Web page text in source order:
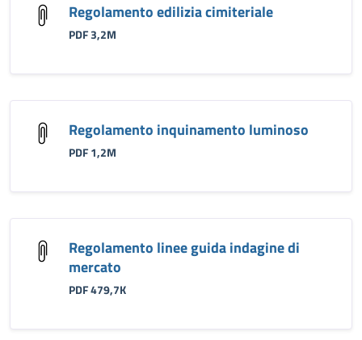
Regolamento edilizia cimiteriale
PDF 3,2M
Regolamento inquinamento luminoso
PDF 1,2M
Regolamento linee guida indagine di
mercato
PDF 479,7K